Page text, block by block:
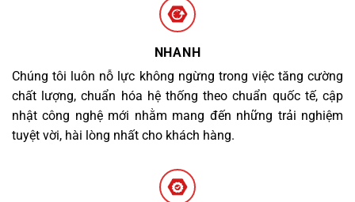
NHANH
Chúng tôi luôn nỗ lực không ngừng trong việc tăng cường
chất lượng, chuẩn hóa hệ thống theo chuẩn quốc tế, cập
nhật công nghệ mới nhằm mang đến những trải nghiệm
tuyệt vời, hài lòng nhất cho khách hàng.